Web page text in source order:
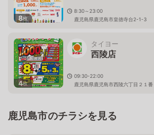
8枚
8:30～23:00
鹿児島県鹿児島市皇徳寺台2-1-3
4枚
タイヨー
西陵店
09:30-22:00
鹿児島県鹿児島市西陵六丁目２１
鹿児島市のチラシを見る